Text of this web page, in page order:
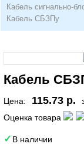
Кабель сигнально-
Кабель СБЗПу
Кабель
Цена: 115.73 р.
Оценка товара
В наличии